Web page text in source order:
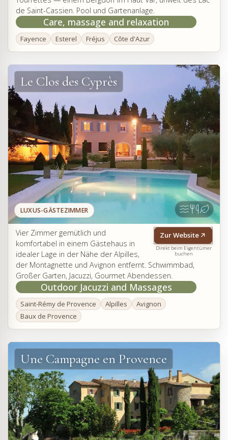
de Saint-Cassien. Pool und Gartenanlage.
Care, massage and relaxation
Fayence Esterel Fréjus Côte d'Azur
LUXUS-GÄSTEZIMMER
Le Clos des Cyprès
Zur Website
Direkt beim Eigentümer
buchen
Vier Zimmer gemütlich und
komfortabel in einem Gästehaus in
idealer Lage in der Nähe der Alpilles,
der Montagnette und Avignon entfernt. Schwimmbad,
Großer Garten, Jacuzzi, Gourmet Abendessen.
Outdoor Jacuzzi and Massages
Saint-Rémy de Provence Alpilles
Avignon
Baux de Provence
Une Campagne en Provence